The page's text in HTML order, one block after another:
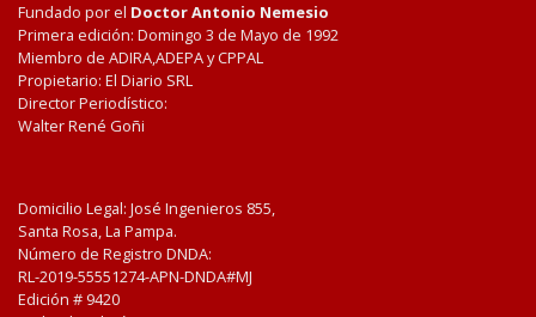
Fundado por el Doctor Antonio Nemesio
Primera edición: Domingo 3 de Mayo de 1992
Miembro de ADIRA,ADEPA y CPPAL
Propietario: El Diario SRL
Director Periodístico:
Walter René Goñi
Domicilio Legal: José Ingenieros 855,
Santa Rosa, La Pampa.
Número de Registro DNDA:
RL-2019-55551274-APN-DNDA#MJ
Edición # 9420